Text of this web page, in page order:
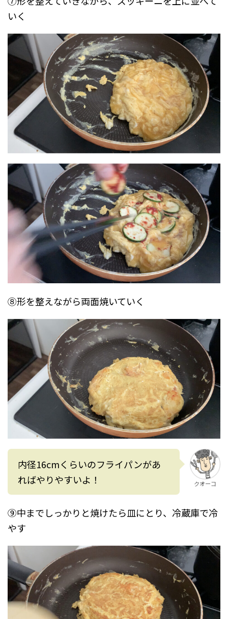
いく
⑧形を整えながら両面焼いていく
内径16cmくらいのフライパンがあ
ればやりやすいよ！
クオーコ
⑨中までしっかりと焼けたら皿にとり、冷蔵庫で冷
やす